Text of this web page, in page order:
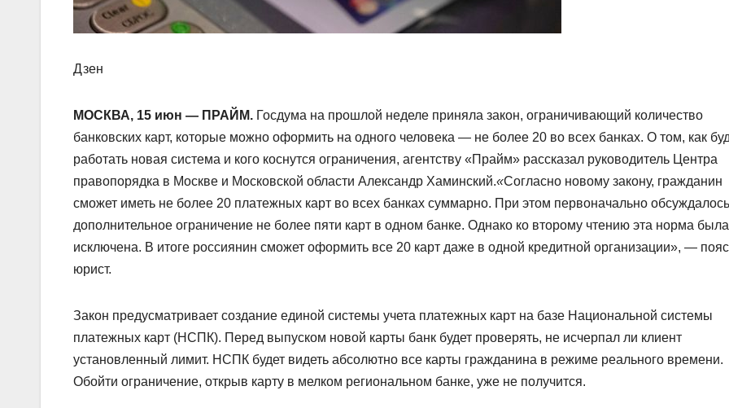
Дзен
МОСКВА, 15 июн — ПРАЙМ. Госдума на прошлой неделе приняла закон, ограничивающий количество
банковских карт, которые можно оформить на одного человека — не более 20 во всех банках. О том, как
работать новая система и кого коснутся ограничения, агентству «Прайм» рассказал руководитель Центра
правопорядка в Москве и Московской области Александр Хаминский.«Согласно новому закону, гражданин
сможет иметь не более 20 платежных карт во всех банках суммарно. При этом первоначально обсуждалось
дополнительное ограничение не более пяти карт в одном банке. Однако ко второму чтению эта норма была
исключена. В итоге россиянин сможет оформить все 20 карт даже в одной кредитной организации», —
юрист.
Закон предусматривает создание единой системы учета платежных карт на базе Национальной системы
платежных карт (НСПК). Перед выпуском новой карты банк будет проверять, не исчерпал ли клиент
установленный лимит. НСПК будет видеть абсолютно все карты гражданина в режиме реального времени.
Обойти ограничение, открыв карту в мелком региональном банке, уже не получится.